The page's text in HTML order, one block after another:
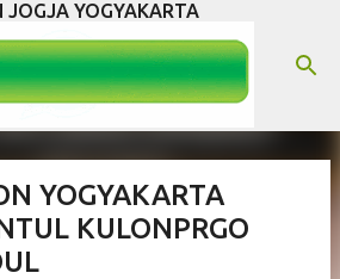
JOGJA YOGYAKARTA
YOGYAKARTA
KULONPRGO